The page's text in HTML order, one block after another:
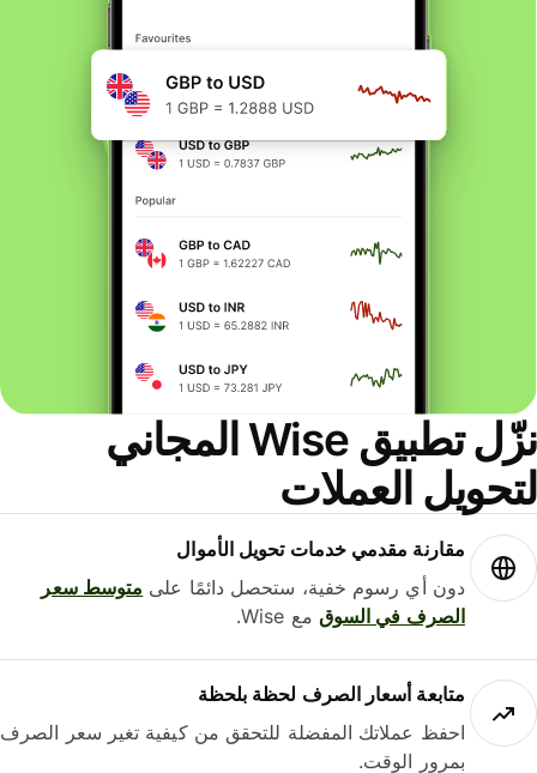
نزّل تطبيق Wise المجاني
العملات
مقارنة مقدمي خدمات تحويل الأموال
دون أي رسوم خفية، ستحصل دائمًا علىمتوسط ​​سعر
الصرف في السوقمع Wise.
متابعة أسعار الصرف لحظة بلحظة
احفظ عملاتك المفضلة للتحقق من كيفية تغير سعر الصرف
بمرور الوقت.